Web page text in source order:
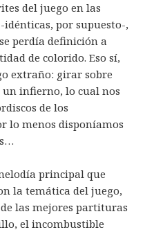
del juego en las
por supuesto-,
se perdía definición a
de colorido. Eso sí,
extraño: girar sobre
infierno, lo cual nos
de los
lo menos disponíamos
principal que
la temática del juego,
las mejores partituras
el incombustible